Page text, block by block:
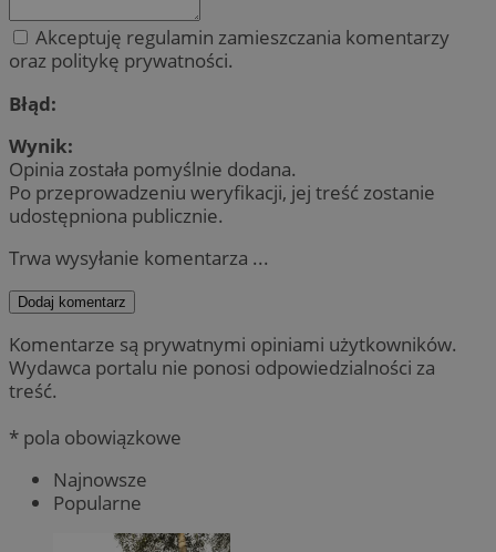
Akceptuję regulamin zamieszczania komentarzy
oraz politykę prywatności.
Błąd:
Wynik:
Opinia została pomyślnie dodana.
Po przeprowadzeniu weryfikacji, jej treść zostanie
udostępniona publicznie.
Trwa wysyłanie komentarza ...
Dodaj komentarz
Komentarze są prywatnymi opiniami użytkowników.
Wydawca portalu nie ponosi odpowiedzialności za
treść.
* pola obowiązkowe
Najnowsze
Popularne